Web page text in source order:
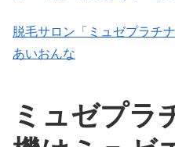
脱毛サロン「ミュゼプラチ
あいおんな
ミュゼプラ